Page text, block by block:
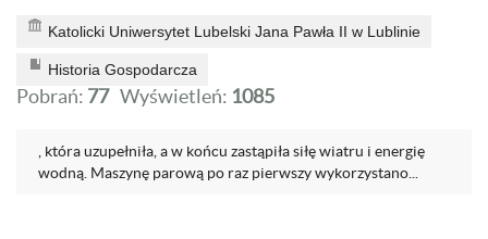
Katolicki Uniwersytet Lubelski Jana Pawła II w Lublinie
Historia Gospodarcza
Pobrań: 77 Wyświetleń: 1085
, która uzupełniła, a w końcu zastąpiła siłę wiatru i energię
wodną. Maszynę parową po raz pierwszy wykorzystano...